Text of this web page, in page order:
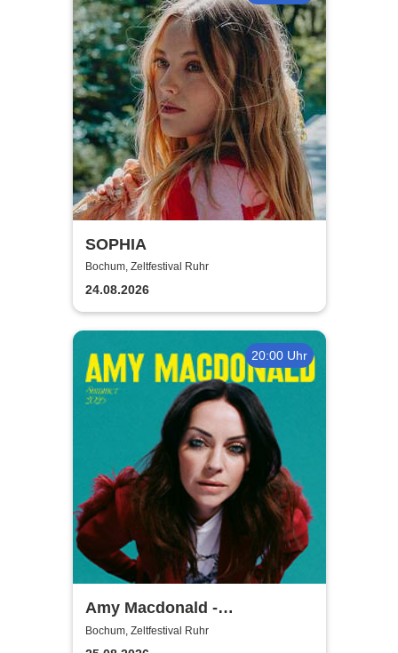
SOPHIA
Bochum, Zeltfestival Ruhr
24.08.2026
20:00 Uhr
Amy Macdonald -
Sommershows 2026
Bochum, Zeltfestival Ruhr